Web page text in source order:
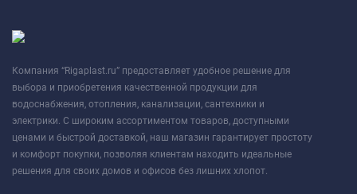
Компания “Rigaplast.ru” предоставляет удобное решение для
выбора и приобретения качественной продукции для
водоснабжения, отопления, канализации, сантехники и
электрики. С широким ассортиментом товаров, доступными
ценами и быстрой доставкой, наш магазин гарантирует простоту
и комфорт покупки, позволяя клиентам находить идеальные
решения для своих домов и офисов без лишних хлопот.